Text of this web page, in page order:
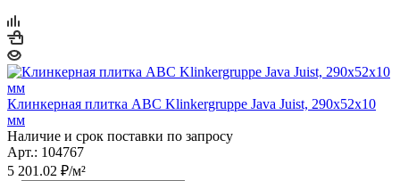
Клинкерная плитка ABC Klinkergruppe Java Juist, 290х52х10
мм
Наличие и срок поставки по запросу
Арт.: 104767
5 201.02 ₽/м²